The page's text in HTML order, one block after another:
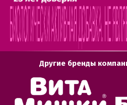
Другие бренды